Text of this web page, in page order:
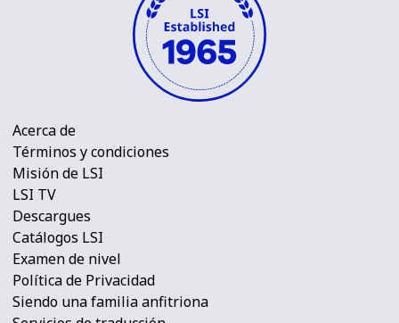
Acerca de
Términos y condiciones
Misión de LSI
LSI TV
Descargues
Catálogos LSI
Examen de nivel
Política de Privacidad
Siendo una familia anfitriona